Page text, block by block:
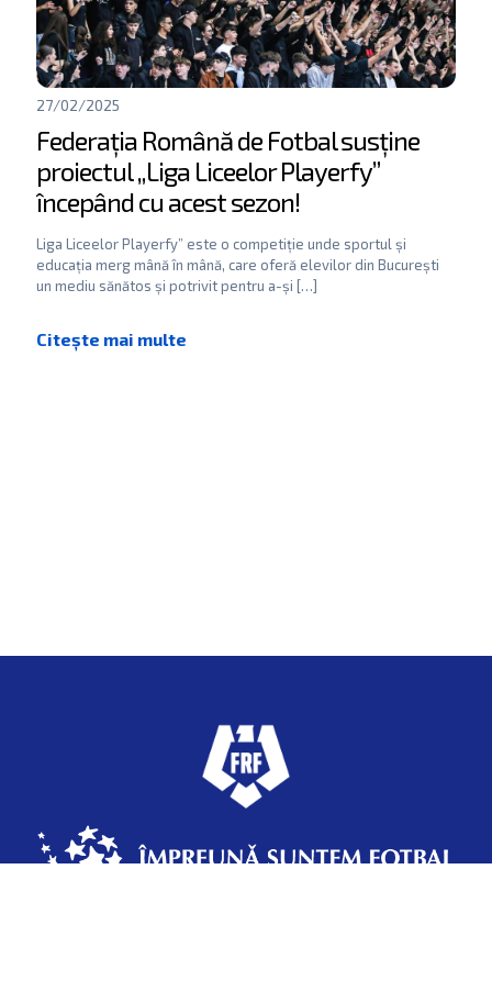
27/02/2025
Federația Română de Fotbal susține
proiectul „Liga Liceelor Playerfy”
începând cu acest sezon!
Liga Liceelor Playerfy” este o competiție unde sportul și
educația merg mână în mână, care oferă elevilor din București
un mediu sănătos și potrivit pentru a-și […]